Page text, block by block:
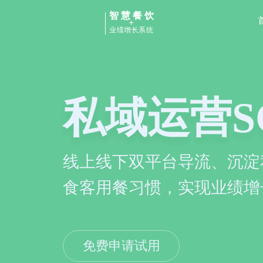
智慧餐饮
+
业绩增长系统
点餐小程
品牌专属商城，顾客在线点
上摆脱第三方平台依赖
免费申请试用